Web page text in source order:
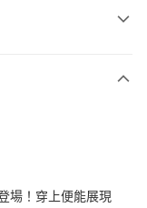
場！穿上便能展現